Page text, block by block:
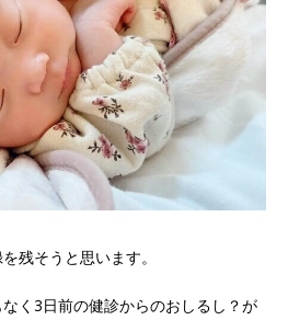
残そうと思います。
なく3日前の健診からのおしるし？が